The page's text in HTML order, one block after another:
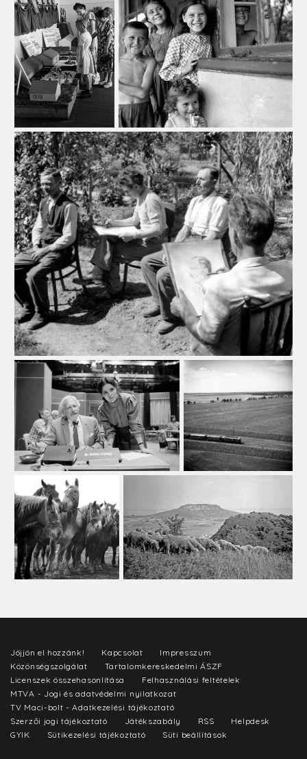
Jöjjön el hozzánk! Kapcsolat
Impresszum
Közönségszolgálat
Tartalomkereskedelmi ÁSZF
Licenszek összehasonlítása
Felhasználási feltételek
MTVA - Jogi és adatvédelmi nyilatkozat
TV Maci-bolt - Adatkezelési tájékoztató
Szerzői jogi tájékoztató
Játékszabály RSS
Helpdesk
GYIK
Sütikezelési tájékoztató Süti beállítások